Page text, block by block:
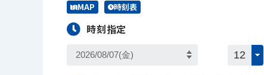
MAP 時刻表
時刻指定